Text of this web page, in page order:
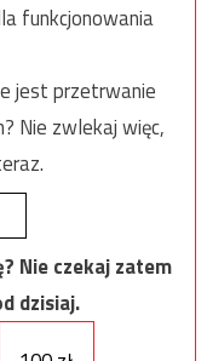
funkcjonowania
jest przetrwanie
Nie zwlekaj więc,
Nie czekaj zatem
dzisiaj.